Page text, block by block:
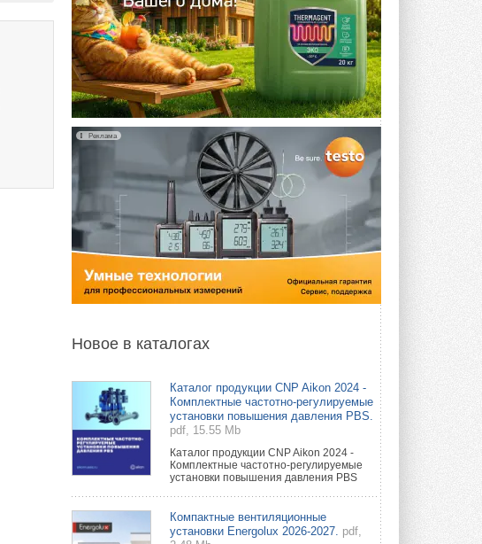
Реклама
Новое в каталогах
Каталог продукции CNP Aikon 2024 -
Комплектные частотно-регулируемые
установки повышения давления PBS.
pdf, 15.55 Mb
Каталог продукции CNP Aikon 2024 -
Комплектные частотно-регулируемые
установки повышения давления PBS
Компактные вентиляционные
установки Energolux 2026-2027. pdf,